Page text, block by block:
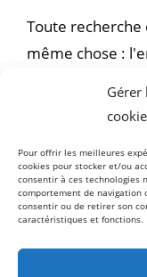
Gérer
Pour offrir les meilleures
cookies pour stocker et/ou
consentir à ces technologies
comportement de navigation
consentir ou de retirer son
caractéristiques et fonctions.
Toute recherche
même chose :
peu voire pas
motivation. Je
0 COMMENTAIRE